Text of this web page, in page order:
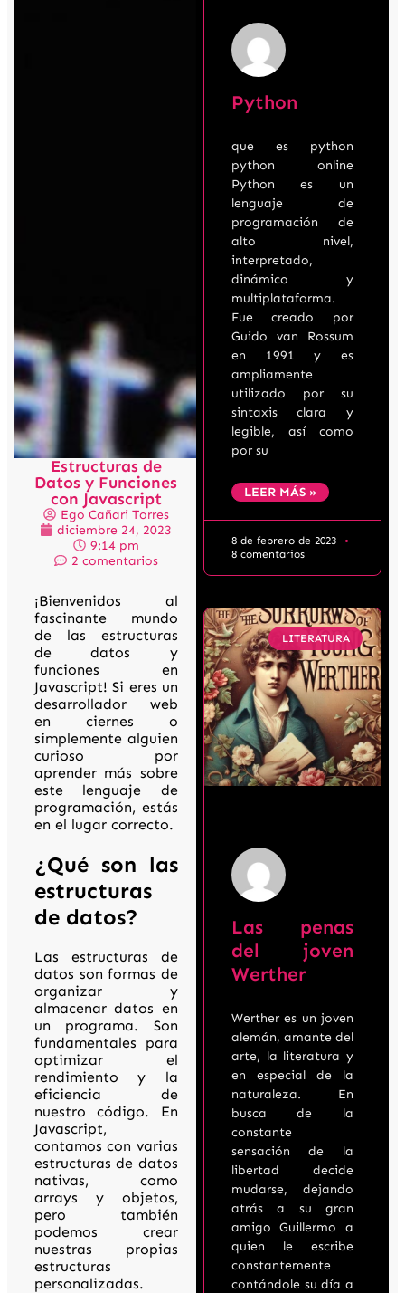
Estructuras de
Datos y Funciones
con Javascript
Ego Cañari Torres
diciembre 24, 2023
9:14 pm
2 comentarios
¡Bienvenidos al
fascinante mundo
de las estructuras
de datos y
funciones en
Javascript! Si eres un
desarrollador web
en ciernes o
simplemente alguien
curioso por
aprender más sobre
este lenguaje de
programación, estás
en el lugar correcto.
¿Qué son las
estructuras
de datos?
Las estructuras de
datos son formas de
organizar y
almacenar datos en
un programa. Son
fundamentales para
optimizar el
rendimiento y la
eficiencia de
nuestro código. En
Javascript,
contamos con varias
estructuras de datos
nativas, como
arrays y objetos,
pero también
podemos crear
nuestras propias
estructuras
personalizadas.
Python
que es python
python online
Python es un
lenguaje de
programación de
alto nivel,
interpretado,
dinámico y
multiplataforma.
Fue creado por
Guido van Rossum
en 1991 y es
ampliamente
utilizado por su
sintaxis clara y
legible, así como
por su
LEER MÁS »
8 de febrero de 2023
8 comentarios
LITERATURA
Las penas
del joven
Werther
Werther es un joven
alemán, amante del
arte, la literatura y
en especial de la
naturaleza. En
busca de la
constante
sensación de la
libertad decide
mudarse, dejando
atrás a su gran
amigo Guillermo a
quien le escribe
constantemente
contándole su día a